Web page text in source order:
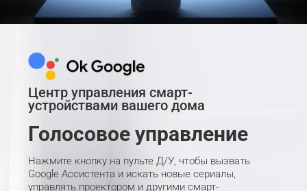
Центр управления смарт-
устройствами вашего дома
Голосовое управление
Нажмите кнопку на пульте Д/У, чтобы вызвать
Google Ассистента и искать новые сериалы,
управлять проектором и другими смарт-